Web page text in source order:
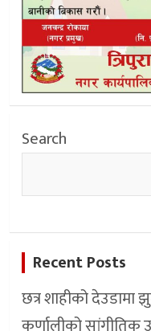
Search
Recent Posts
छत्र शाहीको देउडामा